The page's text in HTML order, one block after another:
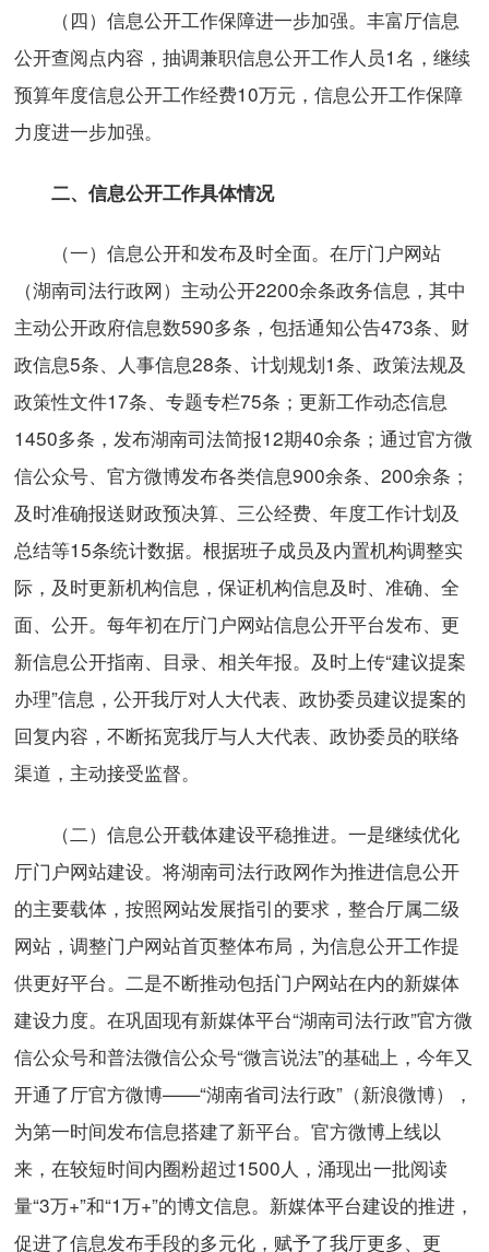
（四）信息公开工作保障进一步加强。丰富厅信息
公开查阅点内容，抽调兼职信息公开工作人员1名，继续
预算年度信息公开工作经费10万元，信息公开工作保障
力度进一步加强。
二、信息公开工作具体情况
（一）信息公开和发布及时全面。在厅门户网站
（湖南司法行政网）主动公开2200余条政务信息，其中
主动公开政府信息数590多条，包括通知公告473条、财
政信息5条、人事信息28条、计划规划1条、政策法规及
政策性文件17条、专题专栏75条；更新工作动态信息
1450多条，发布湖南司法简报12期40余条；通过官方微
信公众号、官方微博发布各类信息900余条、200余条；
及时准确报送财政预决算、三公经费、年度工作计划及
总结等15条统计数据。根据班子成员及内置机构调整实
际，及时更新机构信息，保证机构信息及时、准确、全
面、公开。每年初在厅门户网站信息公开平台发布、更
新信息公开指南、目录、相关年报。及时上传“建议提案
办理”信息，公开我厅对人大代表、政协委员建议提案的
回复内容，不断拓宽我厅与人大代表、政协委员的联络
渠道，主动接受监督。
（二）信息公开载体建设平稳推进。一是继续优化
厅门户网站建设。将湖南司法行政网作为推进信息公开
的主要载体，按照网站发展指引的要求，整合厅属二级
网站，调整门户网站首页整体布局，为信息公开工作提
供更好平台。二是不断推动包括门户网站在内的新媒体
建设力度。在巩固现有新媒体平台“湖南司法行政”官方微
信公众号和普法微信公众号“微言说法”的基础上，今年又
开通了厅官方微博——“湖南省司法行政”（新浪微博），
为第一时间发布信息搭建了新平台。官方微博上线以
来，在较短时间内圈粉超过1500人，涌现出一批阅读
量“3万+”和“1万+”的博文信息。新媒体平台建设的推进，
促进了信息发布手段的多元化，赋予了我厅更多、更